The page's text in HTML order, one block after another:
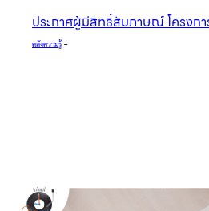
ประกาศผู้มีสิทธิ์สัมภาษณ์ โครงก
คลังความรู้–